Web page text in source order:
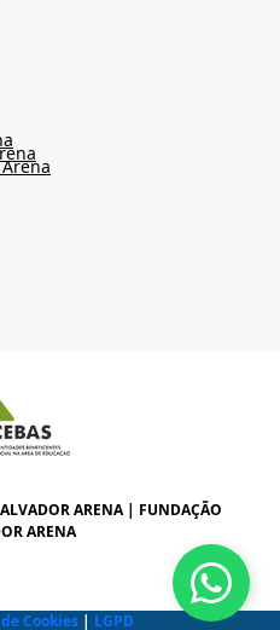
ARENA | FUNDAÇÃO
ARENA
Cookies| LGPD